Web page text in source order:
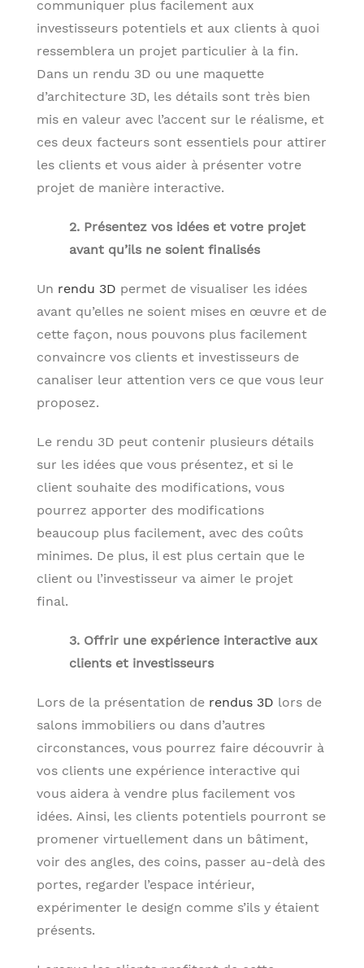
communiquer plus facilement aux
investisseurs potentiels et aux clients à quoi
ressemblera un projet particulier à la fin.
Dans un rendu 3D ou une maquette
d’architecture 3D, les détails sont très bien
mis en valeur avec l’accent sur le réalisme, et
ces deux facteurs sont essentiels pour attirer
les clients et vous aider à présenter votre
projet de manière interactive.
2. Présentez vos idées et votre projet
avant qu’ils ne soient finalisés
Un rendu 3D permet de visualiser les idées
avant qu’elles ne soient mises en œuvre et de
cette façon, nous pouvons plus facilement
convaincre vos clients et investisseurs de
canaliser leur attention vers ce que vous leur
proposez.
Le rendu 3D peut contenir plusieurs détails
sur les idées que vous présentez, et si le
client souhaite des modifications, vous
pourrez apporter des modifications
beaucoup plus facilement, avec des coûts
minimes. De plus, il est plus certain que le
client ou l’investisseur va aimer le projet
final.
3. Offrir une expérience interactive aux
clients et investisseurs
Lors de la présentation de rendus 3D lors de
salons immobiliers ou dans d’autres
circonstances, vous pourrez faire découvrir à
vos clients une expérience interactive qui
vous aidera à vendre plus facilement vos
idées. Ainsi, les clients potentiels pourront se
promener virtuellement dans un bâtiment,
voir des angles, des coins, passer au-delà des
portes, regarder l’espace intérieur,
expérimenter le design comme s’ils y étaient
présents.